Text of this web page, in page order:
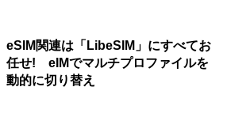
eSIM関連は「LibeSIM」にすべてお
任せ! eIMでマルチプロファイルを
動的に切り替え